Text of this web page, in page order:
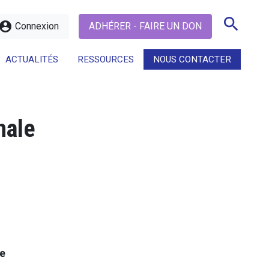
Connexion ADHÉRER - FAIRE UN DON search
ACTUALITÉS RESSOURCES NOUS CONTACTER